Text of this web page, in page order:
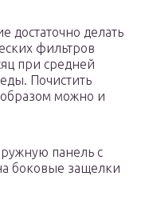
достаточно делать
фильтров
при средней
Почистить
можно и
панель с
боковые защелки